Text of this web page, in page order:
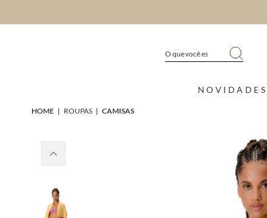
NOVIDADES
HOME | ROUPAS | CAMISAS